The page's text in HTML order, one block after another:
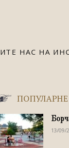
НАС НА
ПОПУЛАРНЕ
13/09/